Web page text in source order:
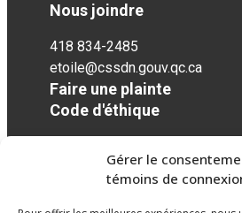
Gérer le
témoins de
Nous joindre
418 834-2485
etoile@cssdn.gouv.qc.ca
Faire une plainte
Code d'éthique
Réseaux sociaux